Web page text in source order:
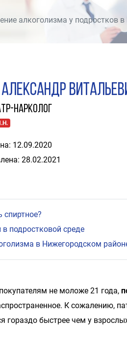
алкоголизма у подростков
нарколог
12.09.2020
28.02.2021
спиртное?
подростковой среде
в Нижегородском
не моложе 21 года,
К сожалению,
гораздо быстрее чем у